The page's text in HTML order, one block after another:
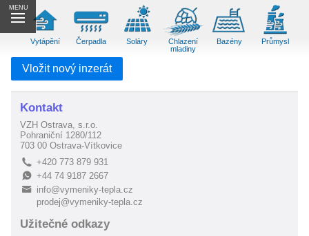
MENU
Vytápění Čerpadla Soláry
Chlazení
mladiny
Bazény Průmysl
Vložit nový inzerát
Kontakt
VZH Ostrava, s.r.o.
Pohraniční 1280/112
703 00 Ostrava-Vítkovice
L +420 773 879 931
E+44 74 9187 2667
B
info@vymeniky-tepla.cz
prodej@vymeniky-tepla.cz
Užitečné odkazy